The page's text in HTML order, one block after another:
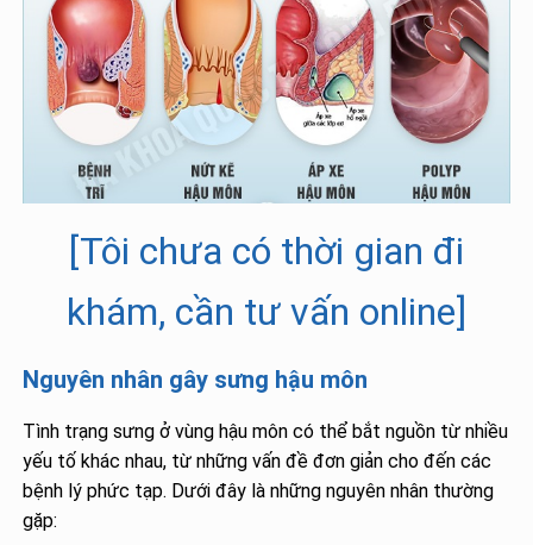
[Tôi chưa có thời gian đi
khám, cần tư vấn online]
Nguyên nhân gây sưng hậu môn
Tình trạng sưng ở vùng hậu môn có thể bắt nguồn từ nhiều
yếu tố khác nhau, từ những vấn đề đơn giản cho đến các
bệnh lý phức tạp. Dưới đây là những nguyên nhân thường
gặp: